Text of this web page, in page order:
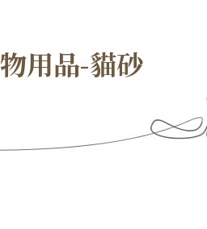
用品-貓砂